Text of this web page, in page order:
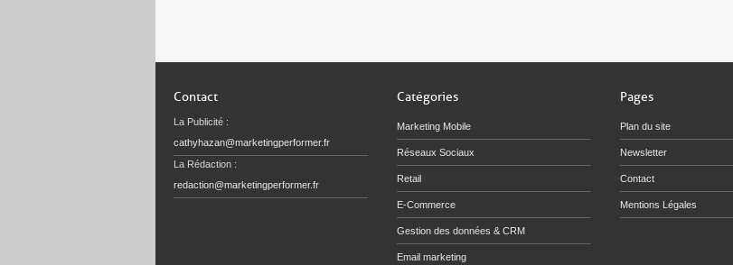
Contact
La Publicité :
cathyhazan@marketingperformer.fr
La Rédaction :
redaction@marketingperformer.fr
Catégories
Marketing Mobile
Réseaux Sociaux
Retail
E-Commerce
Gestion des données & CRM
Email marketing
Pages
Plan du site
Newsletter
Contact
Mentions Légales